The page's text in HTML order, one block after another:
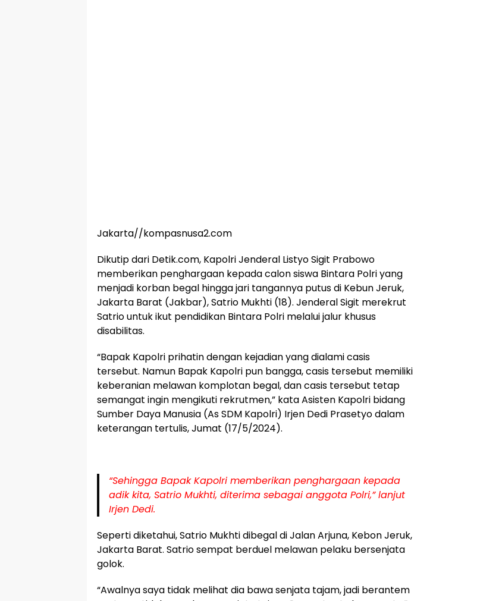
Jakarta//kompasnusa2.com
Dikutip dari Detik.com, Kapolri Jenderal Listyo Sigit Prabowo
memberikan penghargaan kepada calon siswa Bintara Polri yang
menjadi korban begal hingga jari tangannya putus di Kebun Jeruk,
Jakarta Barat (Jakbar), Satrio Mukhti (18). Jenderal Sigit merekrut
Satrio untuk ikut pendidikan Bintara Polri melalui jalur khusus
disabilitas.
“Bapak Kapolri prihatin dengan kejadian yang dialami casis
tersebut. Namun Bapak Kapolri pun bangga, casis tersebut memiliki
keberanian melawan komplotan begal, dan casis tersebut tetap
semangat ingin mengikuti rekrutmen,” kata Asisten Kapolri bidang
Sumber Daya Manusia (As SDM Kapolri) Irjen Dedi Prasetyo dalam
keterangan tertulis, Jumat (17/5/2024).
“Sehingga Bapak Kapolri memberikan penghargaan kepada
adik kita, Satrio Mukhti, diterima sebagai anggota Polri,” lanjut
Irjen Dedi.
Seperti diketahui, Satrio Mukhti dibegal di Jalan Arjuna, Kebon Jeruk,
Jakarta Barat. Satrio sempat berduel melawan pelaku bersenjata
golok.
“Awalnya saya tidak melihat dia bawa senjata tajam, jadi berantem